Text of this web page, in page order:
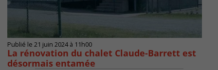
Publié le 21 juin 2024 à 11h00
La rénovation du chalet Claude-Barrett est
désormais entamée